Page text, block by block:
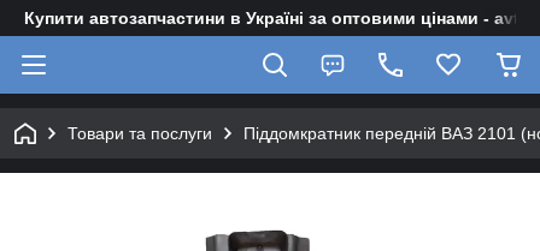
Купити автозапчастини в Україні за оптовими цінами -
Товари та послуги Піддомкратник передній ВАЗ 2101